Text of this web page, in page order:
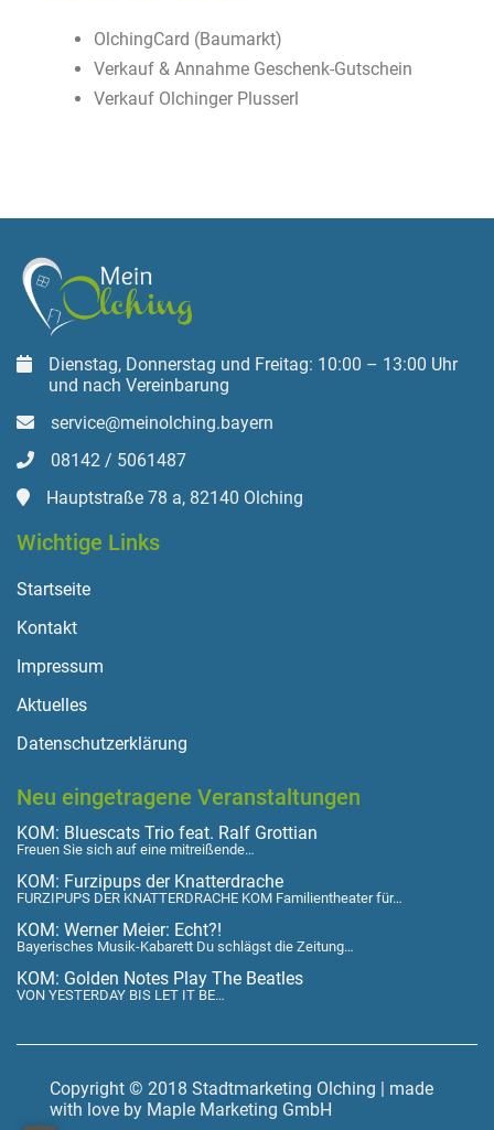
OlchingCard (Baumarkt)
Verkauf & Annahme Geschenk-Gutschein
Verkauf Olchinger Plusserl
Dienstag, Donnerstag und Freitag: 10:00 – 13:00 Uhr
und nach Vereinbarung
service@meinolching.bayern
08142 / 5061487
Hauptstraße 78 a, 82140 Olching
Wichtige Links
Startseite
Kontakt
Impressum
Aktuelles
Datenschutzerklärung
Neu eingetragene Veranstaltungen
KOM: Bluescats Trio feat. Ralf Grottian
Freuen Sie sich auf eine mitreißende…
KOM: Furzipups der Knatterdrache
FURZIPUPS DER KNATTERDRACHE KOM Familientheater für…
KOM: Werner Meier: Echt?!
Bayerisches Musik-Kabarett Du schlägst die Zeitung…
KOM: Golden Notes Play The Beatles
VON YESTERDAY BIS LET IT BE…
Copyright © 2018 Stadtmarketing Olching | made
with love by Maple Marketing GmbH